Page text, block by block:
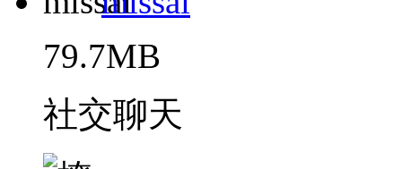
79.7MB
社交聊天